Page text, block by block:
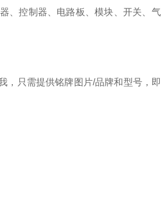
、控制器、电路板、模块、开关、
，只需提供铭牌图片/品牌和型号，